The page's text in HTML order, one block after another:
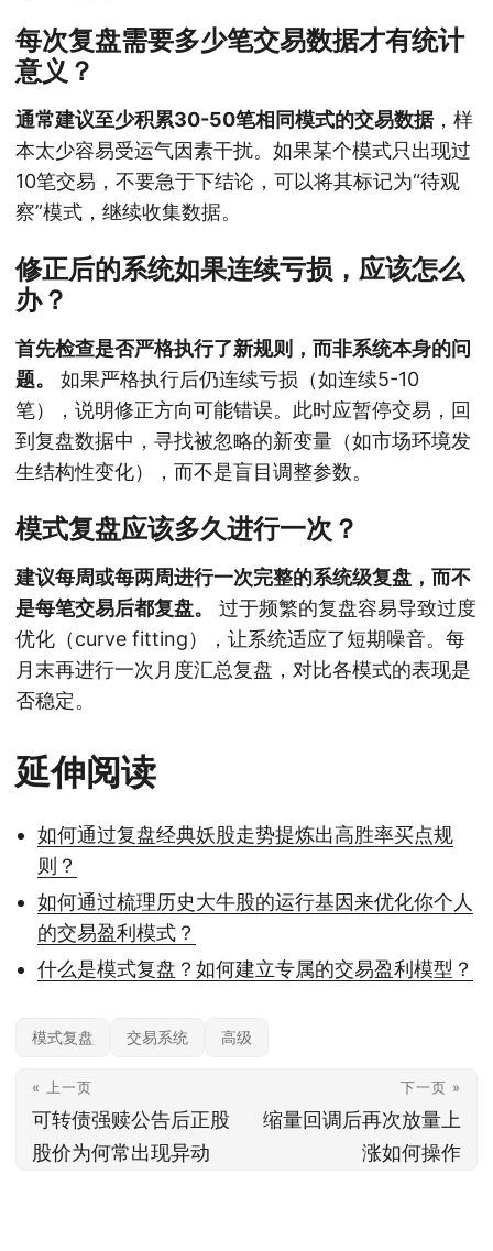
每次复盘需要多少笔交易数据才有统计
意义？
通常建议至少积累30-50笔相同模式的交易数据，样
本太少容易受运气因素干扰。如果某个模式只出现过
10笔交易，不要急于下结论，可以将其标记为“待观
察”模式，继续收集数据。
修正后的系统如果连续亏损，应该怎么
办？
首先检查是否严格执行了新规则，而非系统本身的问
题。
如果严格执行后仍连续亏损（如连续5-10
笔），说明修正方向可能错误。此时应暂停交易，回
到复盘数据中，寻找被忽略的新变量（如市场环境发
生结构性变化），而不是盲目调整参数。
模式复盘应该多久进行一次？
建议每周或每两周进行一次完整的系统级复盘，而不
是每笔交易后都复盘。
过于频繁的复盘容易导致过度
优化（curve fitting），让系统适应了短期噪音。每
月末再进行一次月度汇总复盘，对比各模式的表现是
否稳定。
延伸阅读
如何通过复盘经典妖股走势提炼出高胜率买点规
则？
如何通过梳理历史大牛股的运行基因来优化你个人
的交易盈利模式？
什么是模式复盘？如何建立专属的交易盈利模型？
模式复盘 交易系统 高级
« 上一页
可转债强赎公告后正股
股价为何常出现异动
下一页 »
缩量回调后再次放量上
涨如何操作